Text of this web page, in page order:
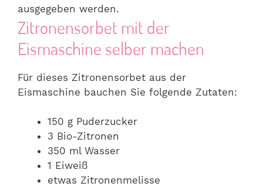
ausgegeben werden.
Zitronensorbet mit der
Eismaschine selber machen
Für dieses Zitronensorbet aus der
Eismaschine bauchen Sie folgende Zutaten:
150 g Puderzucker
3 Bio-Zitronen
350 ml Wasser
1 Eiweiß
etwas Zitronenmelisse